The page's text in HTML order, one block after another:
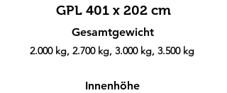
GPL 401 x 202 cm
Gesamtgewicht
2.000 kg, 2.700 kg, 3.000 kg, 3.500 kg
Innenhöhe